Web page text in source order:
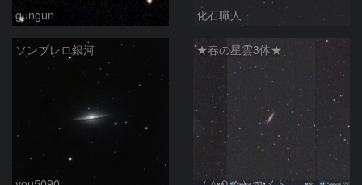
gungun 化石職人
ソンブレロ銀河 ★春の星雲3体★